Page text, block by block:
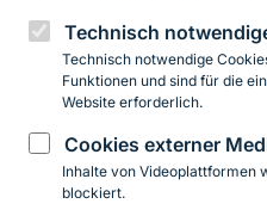
Technisch
Technisch notwendige
Funktionen und sind für die
Website erforderlich.
Cookies externer
Inhalte von Videoplattformen
blockiert.
InstagramFacebook